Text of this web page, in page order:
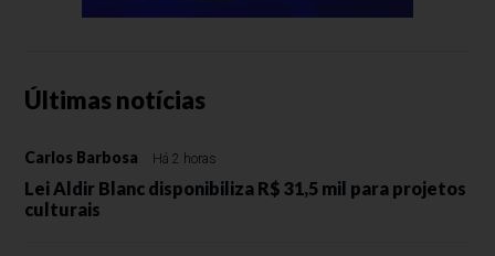
Últimas notícias
Carlos Barbosa Há 2 horas
Lei Aldir Blanc disponibiliza R$ 31,5 mil para projetos
culturais